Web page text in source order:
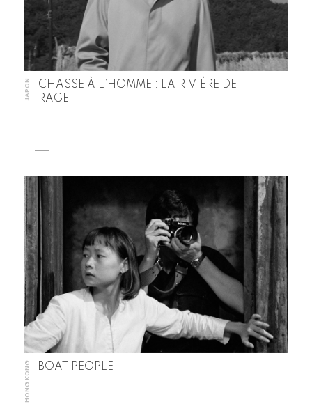
JAPON
CHASSE À L’HOMME : LA RIVIÈRE DE
RAGE
HONG KONG BOAT PEOPLE